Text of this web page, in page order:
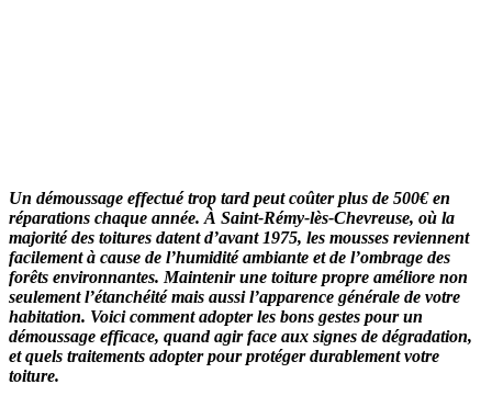
Un démoussage effectué trop tard peut coûter plus de 500€ en
réparations chaque année. À Saint-Rémy-lès-Chevreuse, où la
majorité des toitures datent d’avant 1975, les mousses reviennent
facilement à cause de l’humidité ambiante et de l’ombrage des
forêts environnantes. Maintenir une toiture propre améliore non
seulement l’étanchéité mais aussi l’apparence générale de votre
habitation. Voici comment adopter les bons gestes pour un
démoussage efficace, quand agir face aux signes de dégradation,
et quels traitements adopter pour protéger durablement votre
toiture.